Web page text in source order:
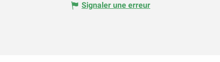
Signaler une erreur